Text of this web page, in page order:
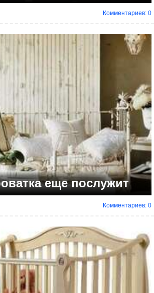
Комментариев: 0
еще послужит
Комментариев: 0